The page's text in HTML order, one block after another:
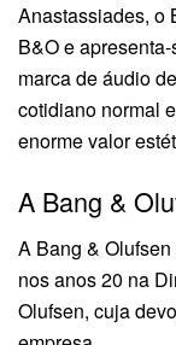
Anastassiades, o
B&O e
marca de áudio
cotidiano normal
enorme valor
A Bang &
A Bang &
nos anos 20 na
Olufsen, cuja